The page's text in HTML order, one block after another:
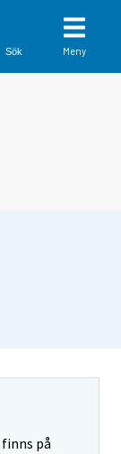
Sök Meny
på